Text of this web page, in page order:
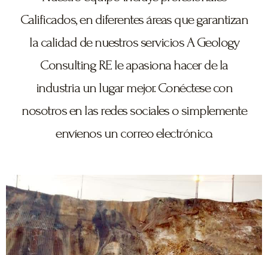
Calificados, en diferentes áreas que garantizan
la calidad de nuestros servicios A Geology
Consulting RE le apasiona hacer de la
industria un lugar mejor. Conéctese con
nosotros en las redes sociales o simplemente
envíenos un correo electrónico.